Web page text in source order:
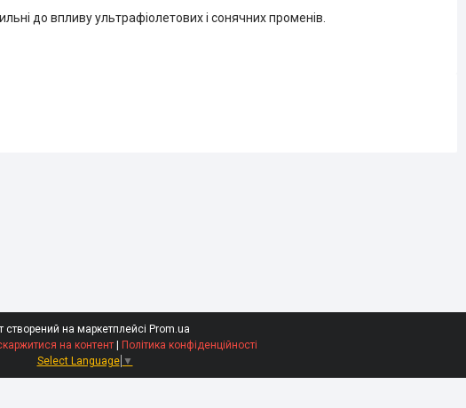
до впливу ультрафіолетових і сонячних променів.
створений на маркетплейсі Prom.ua
на контент | Політика конфіденційності
Select Language ▼